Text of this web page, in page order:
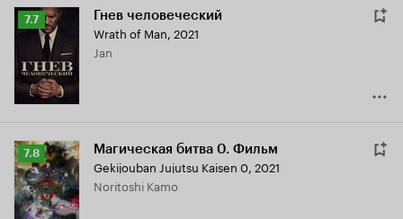
Рейтинг
Кинопоиска
7.7 Гнев человеческий
Wrath of Man, 2021
Jan
Рейтинг
Кинопоиска
7.8
7.8 Магическая битва 0. Фильм
Gekijouban Jujutsu Kaisen 0, 2021
Noritoshi Kamo